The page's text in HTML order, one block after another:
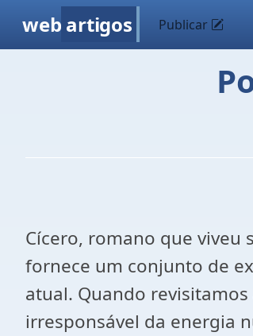
web artigos Publicar
Cícero, romano que viveu
fornece um conjunto de
atual. Quando
irresponsável da energia